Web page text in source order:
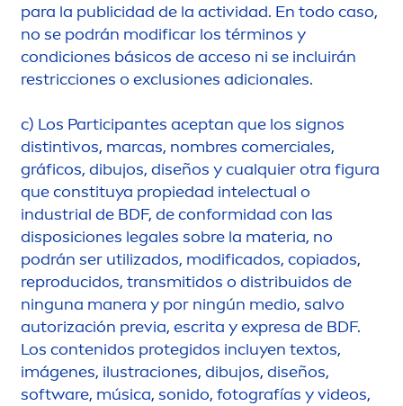
para la publicidad de la actividad. En todo caso,
no se podrán modificar los términos y
condiciones básicos de acceso ni se incluirán
restricciones o exclusiones adicionales.
c) Los Participantes aceptan que los signos
distintivos, marcas, nombres comerciales,
gráficos, dibujos, diseños y cualquier otra figura
que constituya propiedad intelectual o
industrial de BDF, de conformidad con las
disposiciones legales sobre la materia, no
podrán ser utilizados, modificados, copiados,
reproducidos, transmitidos o distribuidos de
ninguna manera y por ningún medio, salvo
autorización previa, escrita y expresa de BDF.
Los contenidos protegidos incluyen textos,
imágenes, ilustraciones, dibujos, diseños,
software, música, sonido, fotografías y videos,